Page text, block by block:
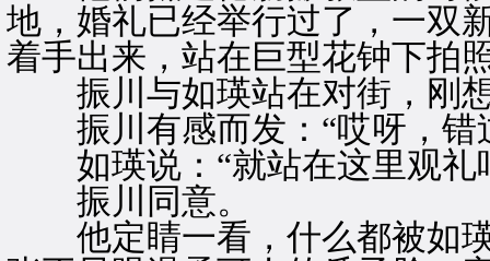
地，婚礼已经举行过了，一双
着手出来，站在巨型花钟下拍
振川与如瑛站在对街，刚
振川有感而发：“哎呀，错
如瑛说：“就站在这里观礼
振川同意。
他定睛一看，什么都被如瑛